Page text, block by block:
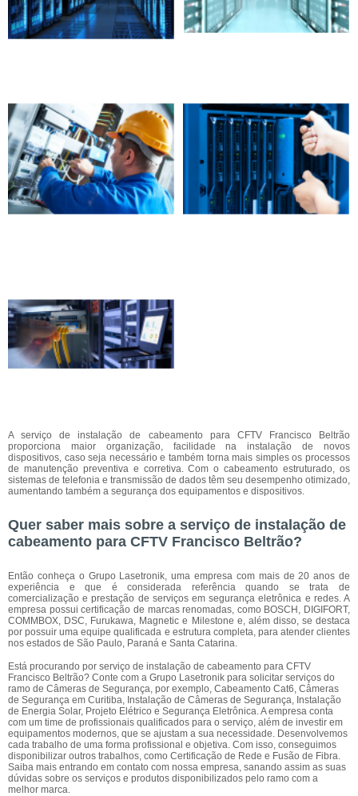
A serviço de instalação de cabeamento para CFTV Francisco Beltrão
proporciona maior organização, facilidade na instalação de novos
dispositivos, caso seja necessário e também torna mais simples os processos
de manutenção preventiva e corretiva. Com o cabeamento estruturado, os
sistemas de telefonia e transmissão de dados têm seu desempenho otimizado,
aumentando também a segurança dos equipamentos e dispositivos.
Quer saber mais sobre a serviço de instalação de
cabeamento para CFTV Francisco Beltrão?
Então conheça o Grupo Lasetronik, uma empresa com mais de 20 anos de
experiência e que é considerada referência quando se trata de
comercialização e prestação de serviços em segurança eletrônica e redes. A
empresa possui certificação de marcas renomadas, como BOSCH, DIGIFORT,
COMMBOX, DSC, Furukawa, Magnetic e Milestone e, além disso, se destaca
por possuir uma equipe qualificada e estrutura completa, para atender clientes
nos estados de São Paulo, Paraná e Santa Catarina.
Está procurando por serviço de instalação de cabeamento para CFTV
Francisco Beltrão? Conte com a Grupo Lasetronik para solicitar serviços do
ramo de Câmeras de Segurança, por exemplo, Cabeamento Cat6, Câmeras
de Segurança em Curitiba, Instalação de Câmeras de Segurança, Instalação
de Energia Solar, Projeto Elétrico e Segurança Eletrônica. A empresa conta
com um time de profissionais qualificados para o serviço, além de investir em
equipamentos modernos, que se ajustam a sua necessidade. Desenvolvemos
cada trabalho de uma forma profissional e objetiva. Com isso, conseguimos
disponibilizar outros trabalhos, como Certificação de Rede e Fusão de Fibra.
Saiba mais entrando em contato com nossa empresa, sanando assim as suas
dúvidas sobre os serviços e produtos disponibilizados pelo ramo com a
melhor marca.